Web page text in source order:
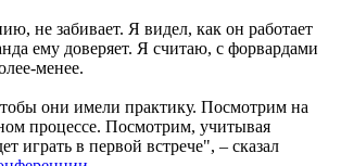
не забивает. Я видел, как он работает
ему доверяет. Я считаю, с форвардами
менее.
они имели практику. Посмотрим на
процессе. Посмотрим, учитывая
играть в первой встрече", – сказал